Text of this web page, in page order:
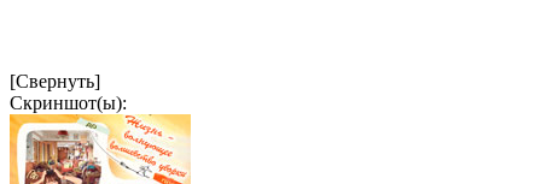
[Свернуть]
Скриншот(ы):